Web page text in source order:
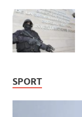
SPORT